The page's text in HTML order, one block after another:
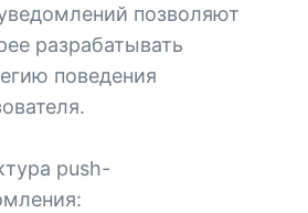
позволяют
разрабатывать
поведения
push-